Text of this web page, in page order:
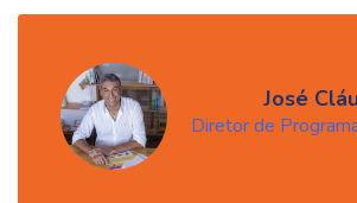
José
Diretor de